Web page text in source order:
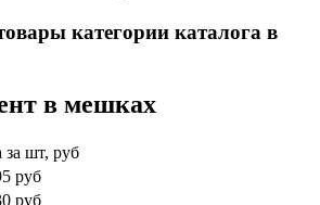
категории каталога в
в мешках
за шт, руб
руб
руб